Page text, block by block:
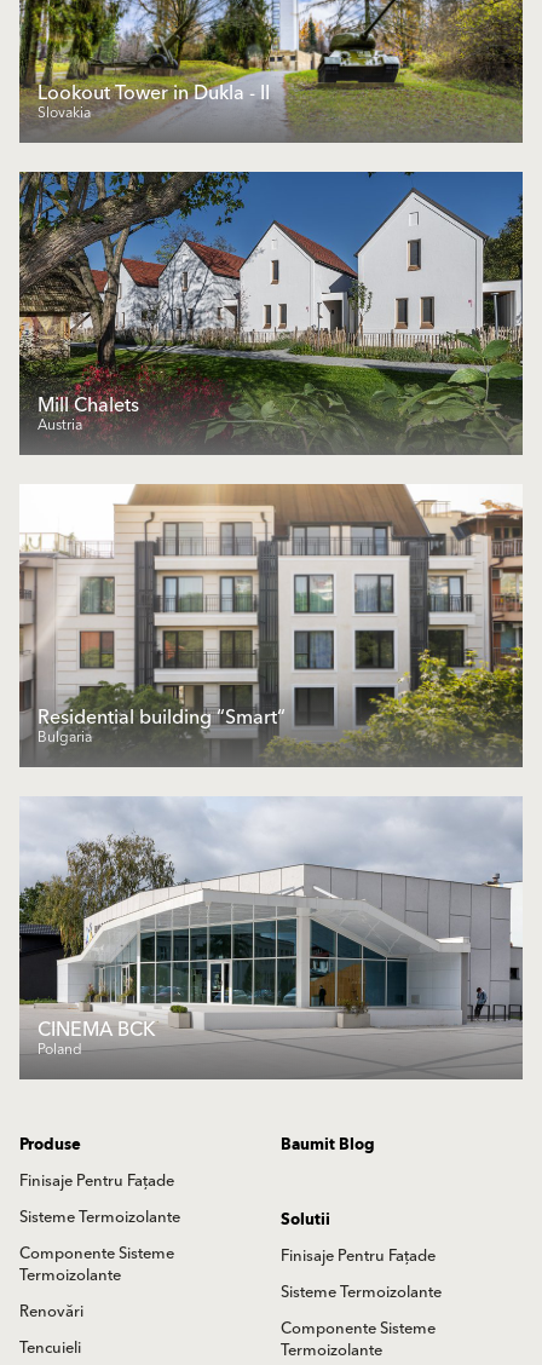
Lookout Tower in Dukla - II
Slovakia
Mill Chalets
Austria
Residential building “Smart“
Bulgaria
CINEMA BCK
Poland
Produse
Finisaje Pentru Fațade
Sisteme Termoizolante
Componente Sisteme
Termoizolante
Renovări
Tencuieli
Baumit Blog
Solutii
Finisaje Pentru Fațade
Sisteme Termoizolante
Componente Sisteme
Termoizolante